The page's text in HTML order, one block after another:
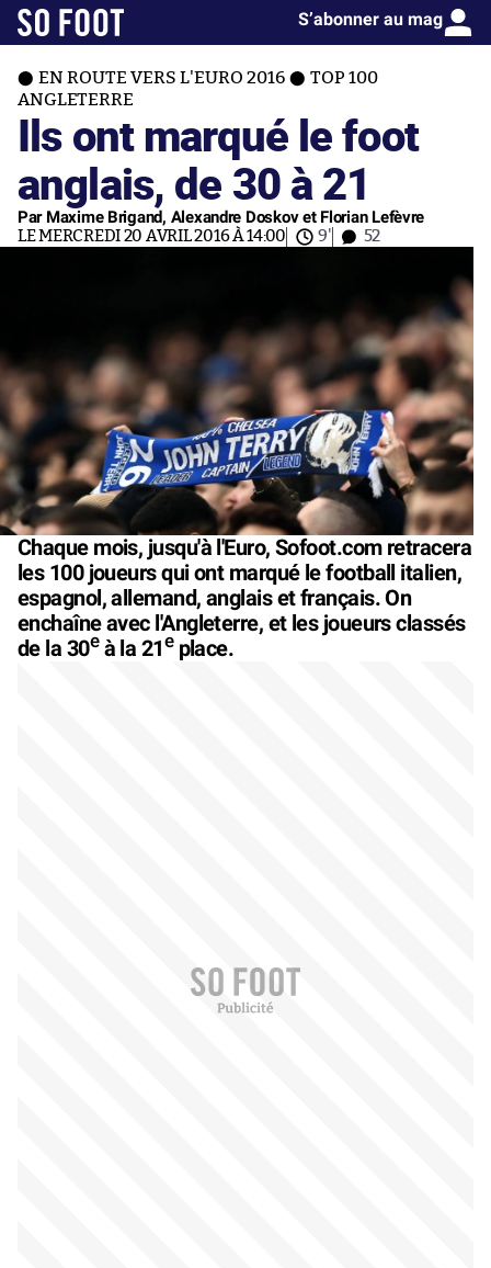
S’abonner au mag
EN ROUTE VERS L'EURO 2016
TOP 100
ANGLETERRE
Ils ont marqué le foot
anglais, de 30 à 21
Par Maxime Brigand, Alexandre Doskov et Florian Lefèvre
LE MERCREDI 20 AVRIL 2016 À 14:00 9' 52
Chaque mois, jusqu'à l'Euro, Sofoot.com retracera
les 100 joueurs qui ont marqué le football italien,
espagnol, allemand, anglais et français. On
enchaîne avec l'Angleterre, et les joueurs classés
de la 30eà la 21eplace.